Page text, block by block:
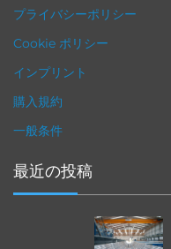
プライバシーポリシー
Cookie ポリシー
インプリント
購入規約
一般条件
最近の投稿